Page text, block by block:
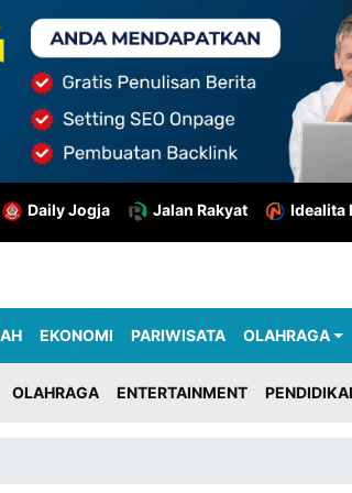
Daily Jogja Jalan Rakyat Idealita
EKONOMI PARIWISATA OLAHRAGA
OLAHRAGA ENTERTAINMENT